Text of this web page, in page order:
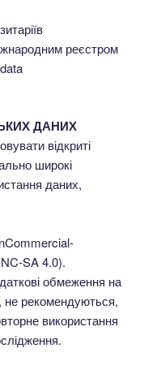
реєстром
ДАНИХ
відкриті
широкі
даних,
SA 4.0).
обмеження на
не рекомендуються,
використання